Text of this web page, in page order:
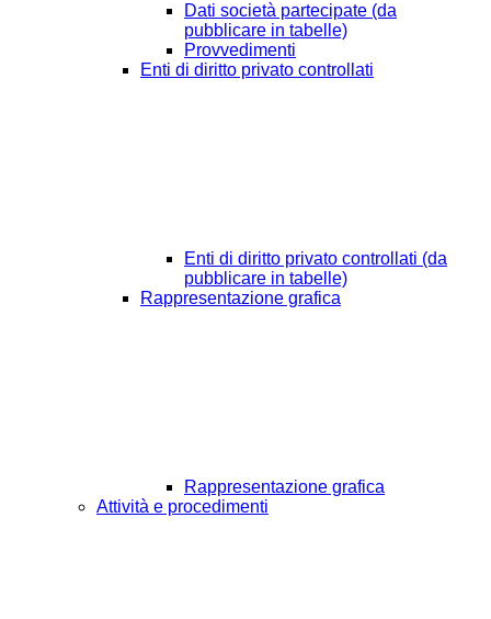
Dati società partecipate (da
pubblicare in tabelle)
Provvedimenti
Enti di diritto privato controllati
Enti di diritto privato controllati (da
pubblicare in tabelle)
Rappresentazione grafica
Rappresentazione grafica
Attività e procedimenti